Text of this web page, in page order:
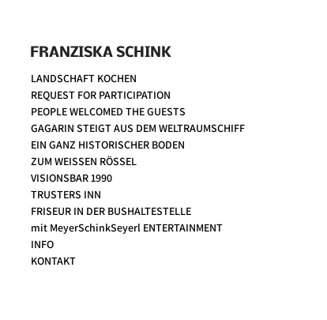
FRANZISKA SCHINK
LANDSCHAFT KOCHEN
REQUEST FOR PARTICIPATION
PEOPLE WELCOMED THE GUESTS
GAGARIN STEIGT AUS DEM WELTRAUMSCHIFF
EIN GANZ HISTORISCHER BODEN
ZUM WEISSEN RÖSSEL
VISIONSBAR 1990
TRUSTERS INN
FRISEUR IN DER BUSHALTESTELLE
mit MeyerSchinkSeyerl ENTERTAINMENT
INFO
KONTAKT